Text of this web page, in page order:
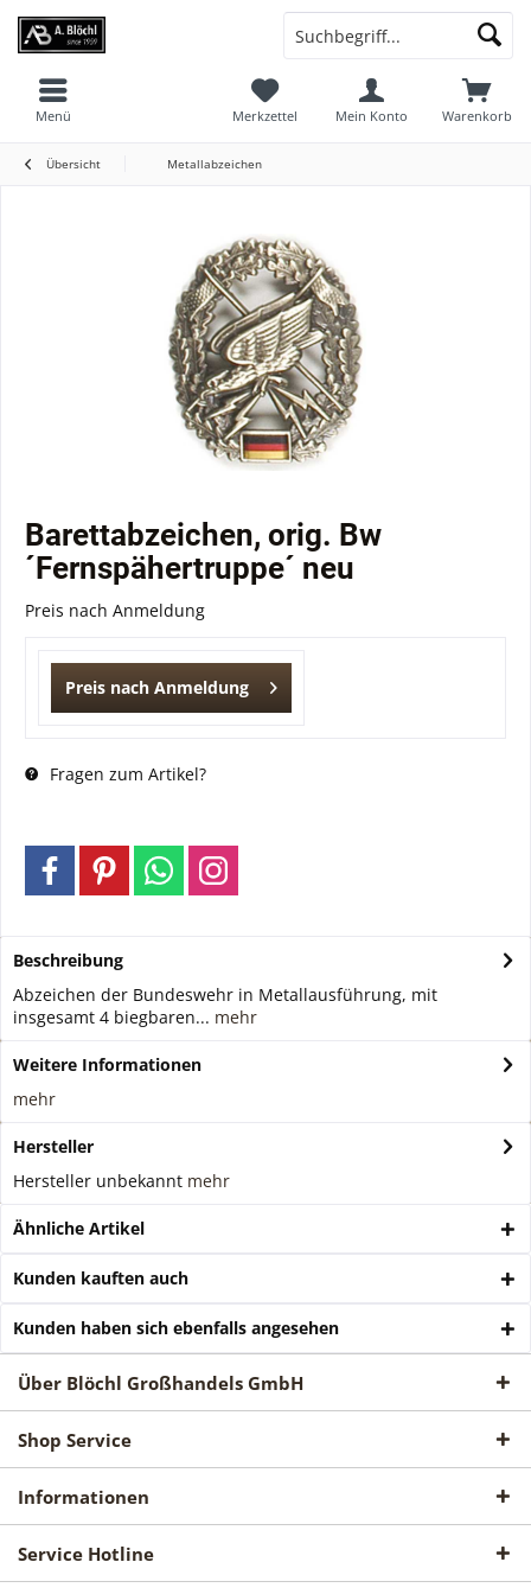
Warenkorb
Merkzettel Mein Konto
Menü
Übersicht Metallabzeichen
Barettabzeichen, orig. Bw
´Fernspähertruppe´ neu
Preis nach Anmeldung
Preis nach Anmeldung
Fragen zum Artikel?
Beschreibung
Abzeichen der Bundeswehr in Metallausführung, mit
insgesamt 4 biegbaren... mehr
Weitere Informationen
mehr
Hersteller
Hersteller unbekannt mehr
Ähnliche Artikel
Kunden kauften auch
Kunden haben sich ebenfalls angesehen
Über Blöchl Großhandels GmbH
Shop Service
Informationen
Service Hotline